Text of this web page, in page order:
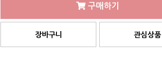
구매하기
장바구니 관심상품